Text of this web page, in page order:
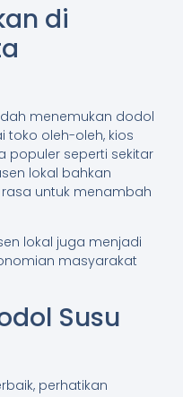
di
menemukan dodol
toko oleh-oleh, kios
populer seperti sekitar
lokal bahkan
untuk menambah
lokal juga menjadi
masyarakat
Susu
perhatikan